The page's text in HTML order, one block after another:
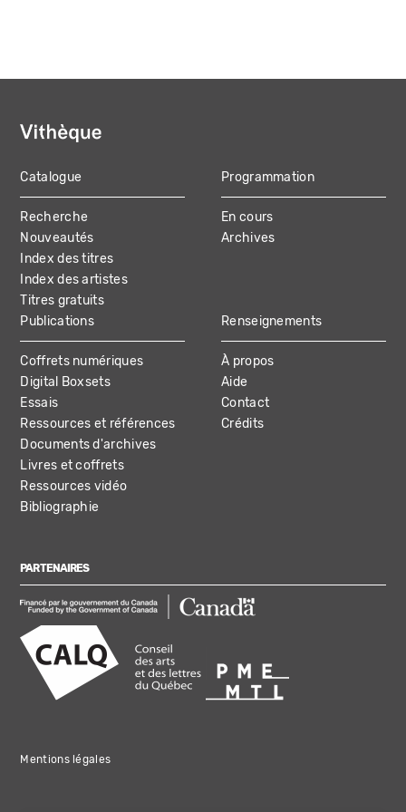
MAIN
NAVIGATION
Catalogue
Recherche
Nouveautés
Index des titres
Index des artistes
Titres gratuits
Programmation
En cours
Archives
Publications
Coffrets numériques
Digital Boxsets
Essais
Ressources et références
Documents d'archives
Livres et coffrets
Ressources vidéo
Bibliographie
Renseignements
À propos
Aide
Contact
Crédits
PARTENAIRES
Mentions légales